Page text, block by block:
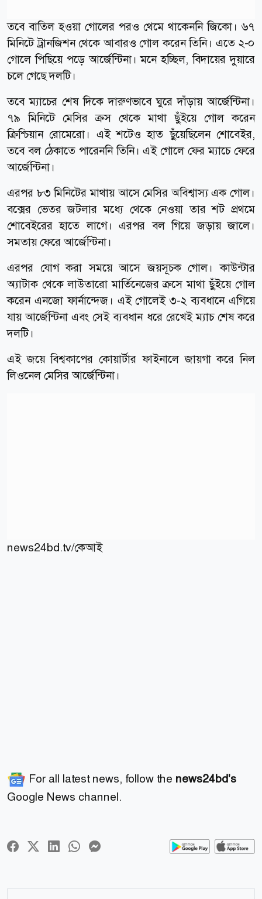
তবে বাতিল হওয়া গোলের পরও থেমে থাকেননি জিকো। ৬৭
মিনিটে ট্রানজিশন থেকে আবারও গোল করেন তিনি। এতে ২-০
গোলে পিছিয়ে পড়ে আর্জেন্টিনা। মনে হচ্ছিল, বিদায়ের দুয়ারে
চলে গেছে দলটি।
তবে ম্যাচের শেষ দিকে দারুণভাবে ঘুরে দাঁড়ায় আর্জেন্টিনা।
৭৯ মিনিটে মেসির ক্রস থেকে মাথা ছুঁইয়ে গোল করেন
ক্রিশ্চিয়ান রোমেরো। এই শটেও হাত ছুঁয়েছিলেন শোবেইর,
তবে বল ঠেকাতে পারেননি তিনি। এই গোলে ফের ম্যাচে ফেরে
আর্জেন্টিনা।
এরপর ৮৩ মিনিটের মাথায় আসে মেসির অবিশ্বাস্য এক গোল।
বক্সের ভেতর জটলার মধ্যে থেকে নেওয়া তার শট প্রথমে
শোবেইরের হাতে লাগে। এরপর বল গিয়ে জড়ায় জালে।
সমতায় ফেরে আর্জেন্টিনা।
এরপর যোগ করা সময়ে আসে জয়সূচক গোল। কাউন্টার
অ্যাটাক থেকে লাউতারো মার্তিনেজের ক্রসে মাথা ছুঁইয়ে গোল
করেন এনজো ফার্নান্দেজ। এই গোলেই ৩-২ ব্যবধানে এগিয়ে
যায় আর্জেন্টিনা এবং সেই ব্যবধান ধরে রেখেই ম্যাচ শেষ করে
দলটি।
এই জয়ে বিশ্বকাপের কোয়ার্টার ফাইনালে জায়গা করে নিল
লিওনেল মেসির আর্জেন্টিনা।
news24bd.tv/কেআই
For all latest news, follow the news24bd's
Google News channel.